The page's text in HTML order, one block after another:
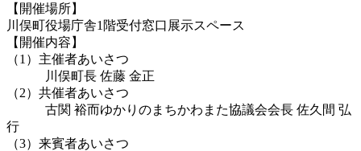
【開催場所】
川俣町役場庁舎1階受付窓口展示スペース
【開催内容】
（1）主催者あいさつ
川俣町長 佐藤 金正
（2）共催者あいさつ
古関 裕而ゆかりのまちかわまた協議会会長 佐久間 弘
行
（3）来賓者あいさつ